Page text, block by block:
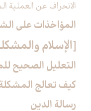
الانحراف عن العملية
المؤاخذات على
[الإسلام
التعليل الصحيح
كيف تعالج
رسالة الدين